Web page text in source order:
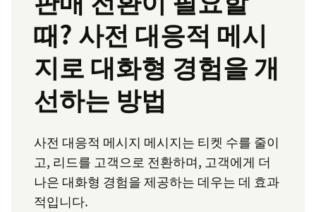
때? 사전 대응적 메시
지로 대화형 경험을 개
선하는 방법
사전 대응적 메시지 메시지는 티켓 수를 줄이
고, 리드를 고객으로 전환하며, 고객에게 더
나은 대화형 경험을 제공하는 데우는 데 효과
적입니다.